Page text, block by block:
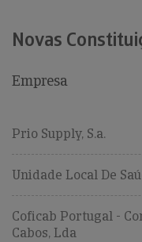
Novas
Empresa
Prio Supply, S.a.
Unidade Local De
Coficab Portugal -
Cabos, Lda